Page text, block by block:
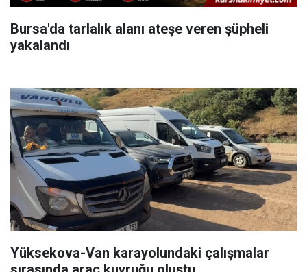
Bursa'da tarlalık alanı ateşe veren şüpheli
yakalandı
Yüksekova-Van karayolundaki çalışmalar